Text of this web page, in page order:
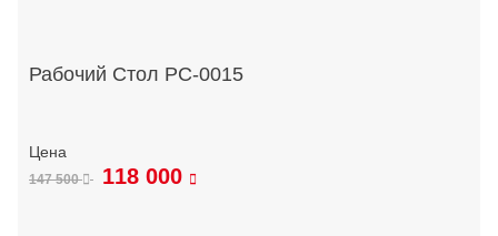
Рабочий Стол РС-0015
147 500 118 000